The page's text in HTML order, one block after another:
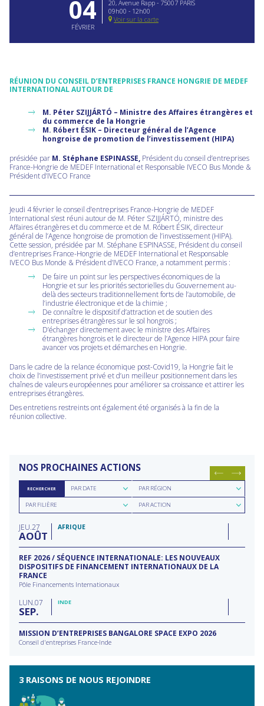
04
FÉVRIER
20, Avenue Rapp - 75007 PARIS
09h00 - 12h00
Voir sur la carte
RÉUNION DU CONSEIL D’ENTREPRISES FRANCE HONGRIE DE MEDEF
INTERNATIONAL AUTOUR DE
M. Péter SZIJJÁRTÓ – Ministre des Affaires étrangères et
du commerce de la Hongrie
M. Róbert ÉSIK – Directeur général de l’Agence
hongroise de promotion de l’investissement (HIPA)
présidée par M. Stéphane ESPINASSE, Président du conseil d’entreprises
France-Hongrie de MEDEF International et Responsable IVECO Bus Monde &
Président d’IVECO France
Jeudi 4 février le conseil d’entreprises France-Hongrie de MEDEF
International s’est réuni autour de M. Péter SZIJJÁRTÓ, ministre des
Affaires étrangères et du commerce et de M. Róbert ÉSIK, directeur
général de l’Agence hongroise de promotion de l’investissement (HIPA).
Cette session, présidée par M. Stéphane ESPINASSE, Président du conseil
d’entreprises France-Hongrie de MEDEF International et Responsable
IVECO Bus Monde & Président d’IVECO France, a notamment permis :
De faire un point sur les perspectives économiques de la
Hongrie et sur les priorités sectorielles du Gouvernement au-
delà des secteurs traditionnellement forts de l’automobile, de
l’industrie électronique et de la chimie ;
De connaître le dispositif d’attraction et de soutien des
entreprises étrangères sur le sol hongrois ;
D’échanger directement avec le ministre des Affaires
étrangères hongrois et le directeur de l’Agence HIPA pour faire
avancer vos projets et démarches en Hongrie.
Dans le cadre de la relance économique post-Covid19, la Hongrie fait le
choix de l’investissement privé et d’un meilleur positionnement dans les
chaînes de valeurs européennes pour améliorer sa croissance et attirer les
entreprises étrangères.
Des entretiens restreints ont également été organisés à la fin de la
réunion collective.
NOS PROCHAINES ACTIONS
RECHERCHER
Rechercher
parPAR DATE
Rechercher
par
région
PAR RÉGION
Rechercher
parPAR FILIÈRE
Rechercher
parPAR ACTION
JEU 27
AOÛT
AFRIQUE
REF 2026 / SÉQUENCE INTERNATIONALE: LES NOUVEAUX
DISPOSITIFS DE FINANCEMENT INTERNATIONAUX DE LA
FRANCE
Pôle Financements Internationaux
LUN 07
SEP
INDE
MISSION D’ENTREPRISES BANGALORE SPACE EXPO 2026
Conseil d'entreprises France-Inde
3 RAISONS DE NOUS REJOINDRE